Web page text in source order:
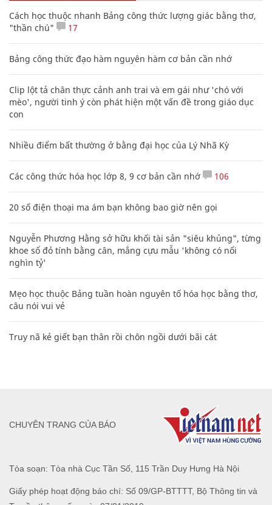
Cách học thuộc nhanh Bảng công thức lượng giác bằng thơ,
"thần chú"
17
Bảng công thức đạo hàm nguyên hàm cơ bản cần nhớ
Clip lột tả chân thực cảnh anh trai và em gái như 'chó với
mèo', người tinh ý còn phát hiện một vấn đề trong giáo dục
con
Nhiều điểm bất thường ở bằng đại học của Lý Nhã Kỳ
Các công thức hóa học lớp 8, 9 cơ bản cần nhớ 106
20 số điện thoại ma ám bạn không bao giờ nên gọi
Nguyễn Phương Hằng sở hữu khối tài sản "siêu khủng", từng
khoe sổ đỏ tính bằng cân, mắng cựu mẫu 'không có nổi
nghìn tỷ'
Mẹo học thuộc Bảng tuần hoàn nguyên tố hóa học bằng thơ,
câu nói vui vẻ
Truy nã kẻ giết bạn thân rồi chôn ngồi dưới bãi cát
Tòa soạn: Tòa nhà Cục Tần Số, 115 Trần Duy Hưng Hà Nội
Giấy phép hoạt động báo chí: Số 09/GP-BTTTT, Bộ Thông tin và
CHUYÊN TRANG CỦA BÁO